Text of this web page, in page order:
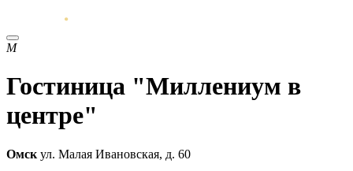
М
Гостиница "Миллениум в
центре"
Омск ул. Малая Ивановская, д. 60